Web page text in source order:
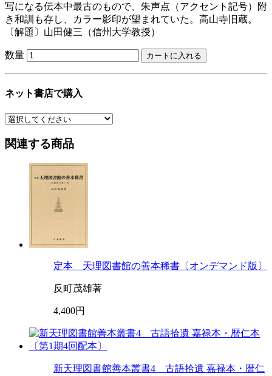
写になる伝本中最古のもので、朱声点（アクセント記号）附
き和訓も存し、カラー影印が望まれていた。高山寺旧蔵。
〔解題〕山田健三（信州大学教授）
数量
ネット書店で購入
関連する商品
定本 天理図書館の善本稀書〔オンデマンド版〕
反町茂雄著
4,400円
新天理図書館善本叢書4 古語拾遺 嘉禄本・暦仁